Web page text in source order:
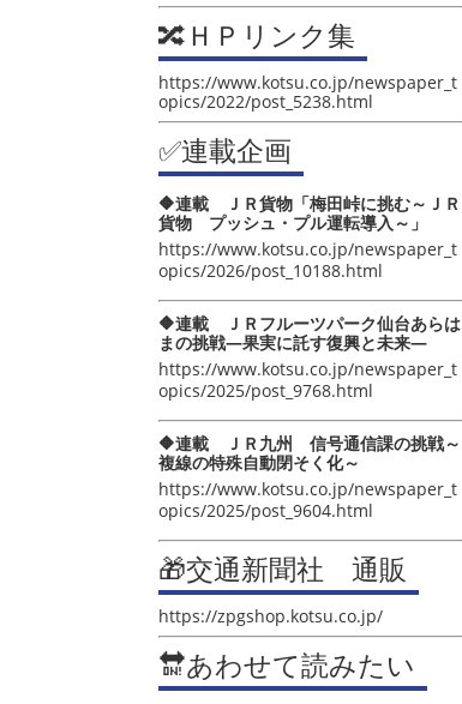
🔀ＨＰリンク集
https://www.kotsu.co.jp/newspaper_t
opics/2022/post_5238.html
✅連載企画
🔶連載 ＪＲ貨物「梅田峠に挑む～ＪＲ
貨物 プッシュ・プル運転導入～」
https://www.kotsu.co.jp/newspaper_t
opics/2026/post_10188.html
🔶連載 ＪＲフルーツパーク仙台あらは
まの挑戦―果実に託す復興と未来―
https://www.kotsu.co.jp/newspaper_t
opics/2025/post_9768.html
🔶連載 ＪＲ九州 信号通信課の挑戦～
複線の特殊自動閉そく化～
https://www.kotsu.co.jp/newspaper_t
opics/2025/post_9604.html
🎁交通新聞社 通販
https://zpgshop.kotsu.co.jp/
🔛あわせて読みたい